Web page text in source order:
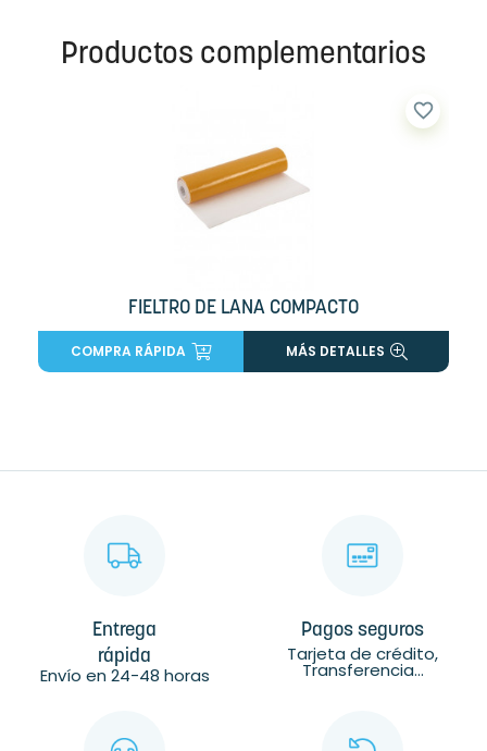
Productos complementarios
FIELTRO DE LANA COMPACTO
favorite_border
COMPRA RÁPIDA MÁS DETALLES
Entrega
rápida
Envío en 24-48 horas
Pagos seguros
Tarjeta de crédito,
Transferencia...